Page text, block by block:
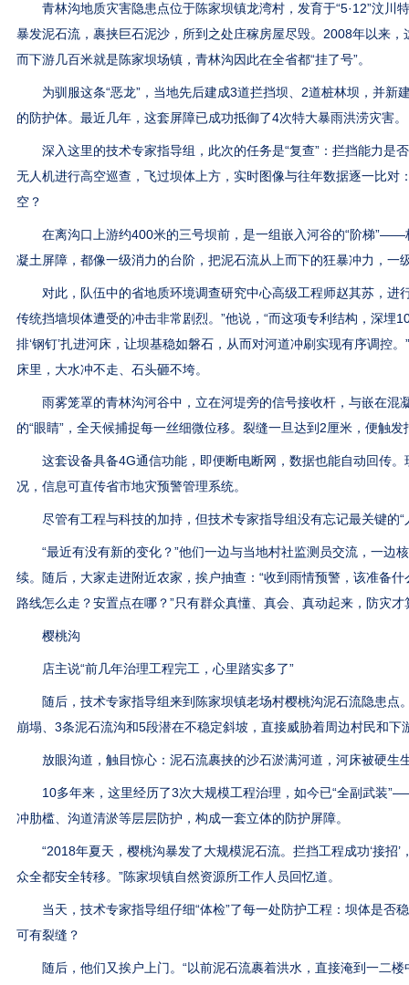
青林沟地质灾害隐患点位于陈家坝镇龙湾村，发育于“5·12”汶川
暴发泥石流，裹挟巨石泥沙，所到之处庄稼房屋尽毁。2008年以来
而下游几百米就是陈家坝场镇，青林沟因此在全省都“挂了号”。
为驯服这条“恶龙”，当地先后建成3道拦挡坝、2道桩林坝，并新
的防护体。最近几年，这套屏障已成功抵御了4次特大暴雨洪涝灾害。
深入这里的技术专家指导组，此次的任务是“复查”：拦挡能力是
无人机进行高空巡查，飞过坝体上方，实时图像与往年数据逐一比对
空？
在离沟口上游约400米的三号坝前，是一组嵌入河谷的“阶梯”——
凝土屏障，都像一级消力的台阶，把泥石流从上而下的狂暴冲力，一
对此，队伍中的省地质环境调查研究中心高级工程师赵其苏，进
传统挡墙坝体遭受的冲击非常剧烈。”他说，“而这项专利结构，深埋
排‘钢钉’扎进河床，让坝基稳如磐石，从而对河道冲刷实现有序调控
床里，大水冲不走、石头砸不垮。
雨雾笼罩的青林沟河谷中，立在河堤旁的信号接收杆，与嵌在混
的“眼睛”，全天候捕捉每一丝细微位移。裂缝一旦达到2厘米，便触
这套设备具备4G通信功能，即便断电断网，数据也能自动回传。
况，信息可直传省市地灾预警管理系统。
尽管有工程与科技的加持，但技术专家指导组没有忘记最关键的“
“最近有没有新的变化？”他们一边与当地村社监测员交流，一边
续。随后，大家走进附近农家，挨户抽查：“收到雨情预警，该准备
路线怎么走？安置点在哪？”只有群众真懂、真会、真动起来，防灾才
樱桃沟
店主说“前几年治理工程完工，心里踏实多了”
随后，技术专家指导组来到陈家坝镇老场村樱桃沟泥石流隐患点
崩塌、3条泥石流沟和5段潜在不稳定斜坡，直接威胁着周边村民和下
放眼沟道，触目惊心：泥石流裹挟的沙石淤满河道，河床被硬生
10多年来，这里经历了3次大规模工程治理，如今已“全副武装
冲肋槛、沟道清淤等层层防护，构成一套立体的防护屏障。
“2018年夏天，樱桃沟暴发了大规模泥石流。拦挡工程成功‘接招’
众全都安全转移。”陈家坝镇自然资源所工作人员回忆道。
当天，技术专家指导组仔细“体检”了每一处防护工程：坝体是否
可有裂缝？
随后，他们又挨户上门。“以前泥石流裹着洪水，直接淹到一二楼